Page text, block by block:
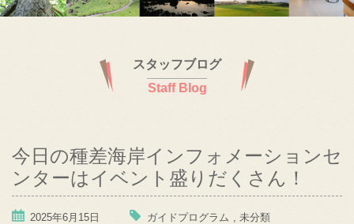
スタッフブログ
Staff Blog
今日の種差海岸インフォメーションセ
ンターはイベント盛りだくさん！
2025年6月15日 ガイドプログラム , 未分類